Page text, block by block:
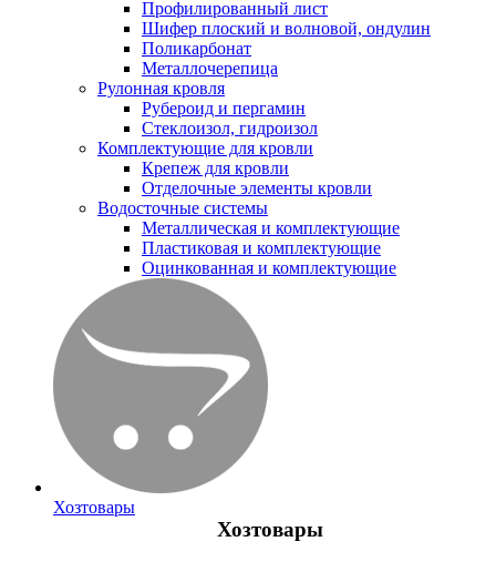
Профилированный лист
Шифер плоский и волновой, ондулин
Поликарбонат
Металлочерепица
Рулонная кровля
Рубероид и пергамин
Стеклоизол, гидроизол
Комплектующие для кровли
Крепеж для кровли
Отделочные элементы кровли
Водосточные системы
Металлическая и комплектующие
Пластиковая и комплектующие
Оцинкованная и комплектующие
Хозтовары
Хозтовары